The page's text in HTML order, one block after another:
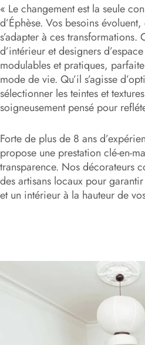
« Le changement est la seule
d’Éphèse. Vos besoins
s’adapter à ces transformations.
d’intérieur et designers
modulables et pratiques,
mode de vie. Qu’il s’agisse
sélectionner les teintes et
soigneusement pensé pour
Forte de plus de 8 ans
propose une prestation clé-en-
transparence. Nos décorateurs
des artisans locaux pour
et un intérieur à la hauteur de